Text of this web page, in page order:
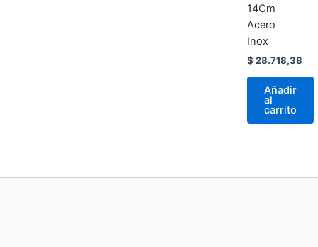
14Cm
Acero
Inox
$ 28.718,38
Añadir
al
carrito